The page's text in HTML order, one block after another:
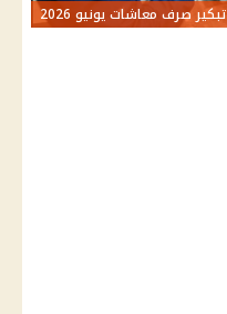
تبكير صرف معاشات يونيو 2026